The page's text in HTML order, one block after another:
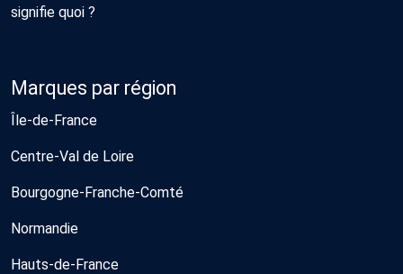
signifie quoi ?
Marques par région
Île-de-France
Centre-Val de Loire
Bourgogne-Franche-Comté
Normandie
Hauts-de-France